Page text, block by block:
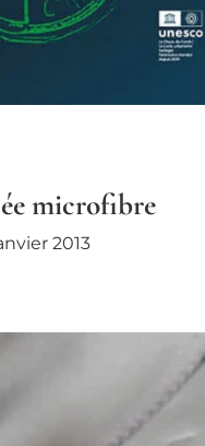
microfibre
2013